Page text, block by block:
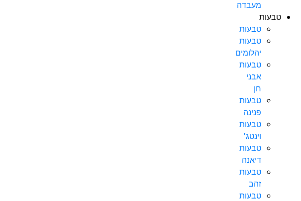
מעבדה
טבעות
טבעות
טבעות
יהלומים
טבעות
אבני
חן
טבעות
פנינה
טבעות
וינטג’
טבעות
דיאנה
טבעות
זהב
טבעות